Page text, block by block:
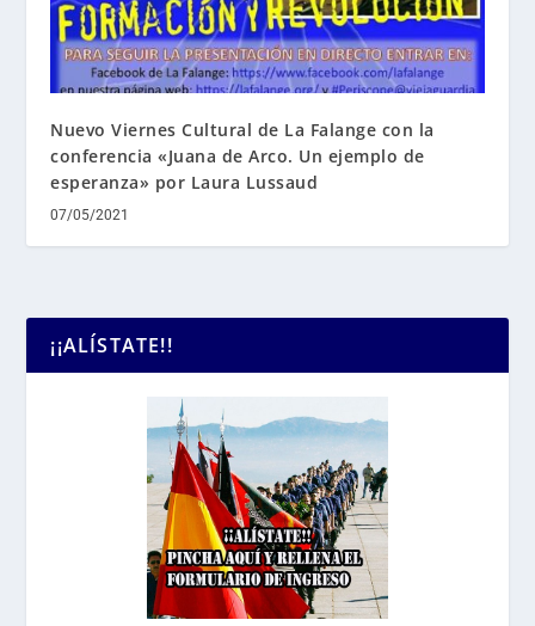
Nuevo Viernes Cultural de La Falange con la
conferencia «Juana de Arco. Un ejemplo de
esperanza» por Laura Lussaud
07/05/2021
¡¡ALÍSTATE!!